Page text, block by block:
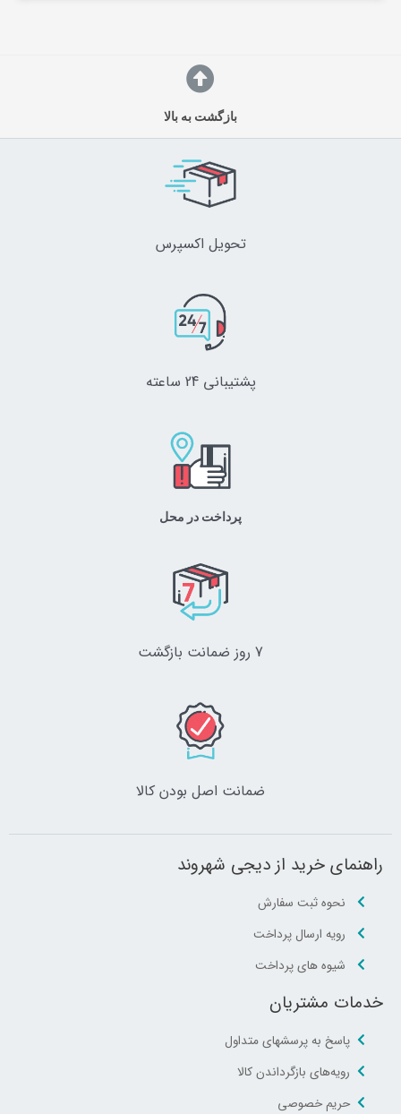
بازگشت به بالا
تحویل اکسپرس
پشتیبانی 24 ساعته
پرداخت در محل
7 روز ضمانت بازگشت
ضمانت اصل‌ بودن کالا
راهنمای خرید از دیجی شهروند
نحوه ثبت سفارش
رویه ارسال پرداخت
شیوه های پرداخت
خدمات مشتریان
پاسخ به پرسشهای متداول
رویه‌های بازگرداندن کالا
حریم خصوصی